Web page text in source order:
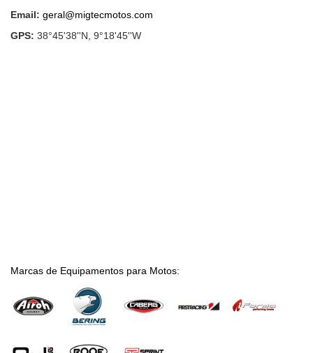
Email: geral@migtecmotos.com
GPS: 38°45'38''N, 9°18'45''W
Marcas de Equipamentos para Motos: